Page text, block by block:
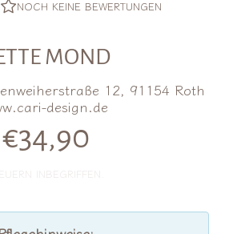
NOCH KEINE BEWERTUNGEN
MOND
12, 91154 Roth
design.de
Normalpreis
€34,90